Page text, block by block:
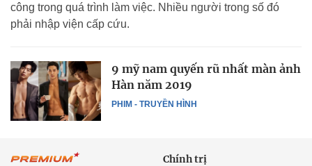
công trong quá trình làm việc. Nhiều người trong số đó
phải nhập viện cấp cứu.
PHIM - TRUYỀN HÌNH
9 mỹ nam quyến rũ nhất màn ảnh
Hàn năm 2019
Chính trị